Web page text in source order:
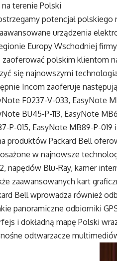
na terenie Polski
potencjał
urządzenia
Europy Wschodniej
zaoferować polskim klientom
się najnowszymi
Incom zaoferuje
F0237-V-033, EasyNote
BU45-P-113, EasyNote
P-015, EasyNote MB89-P-019
produktów Packard Bell
w najnowsze
napędów Blu-Ray, kamer
zaawansowanych kart
Bell wprowadza również
panoramiczne odbiorniki
i dokładną mapę Polski
odtwarzacze